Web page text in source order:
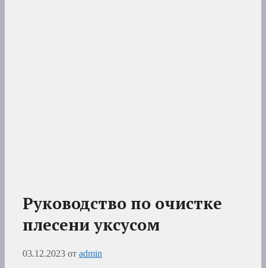
Руководство по очистке
плесени уксусом
03.12.2023 от admin